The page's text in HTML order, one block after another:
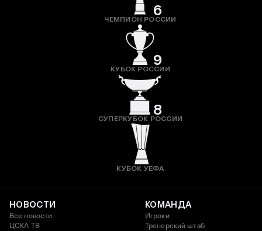
6
ЧЕМПИОН РОССИИ
9
КУБОК РОССИИ
8
СУПЕРКУБОК РОССИИ
КУБОК УЕФА
НОВОСТИ
Все новости
ЦСКА ТВ
КОМАНДА
Игроки
Тренерский штаб